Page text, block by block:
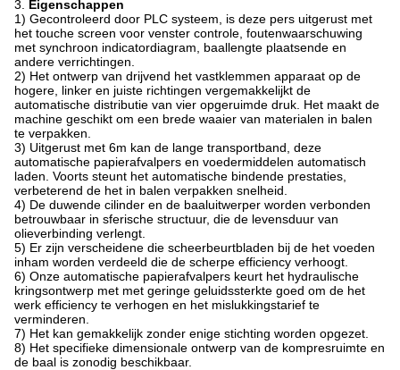
3.
Eigenschappen
1) Gecontroleerd door PLC systeem, is deze pers uitgerust met
het touche screen voor venster controle, foutenwaarschuwing
met synchroon indicatordiagram, baallengte plaatsende en
andere verrichtingen.
2) Het ontwerp van drijvend het vastklemmen apparaat op de
hogere, linker en juiste richtingen vergemakkelijkt de
automatische distributie van vier opgeruimde druk. Het maakt de
machine geschikt om een brede waaier van materialen in balen
te verpakken.
3) Uitgerust met 6m kan de lange transportband, deze
automatische papierafvalpers en voedermiddelen automatisch
laden. Voorts steunt het automatische bindende prestaties,
verbeterend de het in balen verpakken snelheid.
4) De duwende cilinder en de baaluitwerper worden verbonden
betrouwbaar in sferische structuur, die de levensduur van
olieverbinding verlengt.
5) Er zijn verscheidene die scheerbeurtbladen bij de het voeden
inham worden verdeeld die de scherpe efficiency verhoogt.
6) Onze automatische papierafvalpers keurt het hydraulische
kringsontwerp met met geringe geluidssterkte goed om de het
werk efficiency te verhogen en het mislukkingstarief te
verminderen.
7) Het kan gemakkelijk zonder enige stichting worden opgezet.
8) Het specifieke dimensionale ontwerp van de kompresruimte en
de baal is zonodig beschikbaar.